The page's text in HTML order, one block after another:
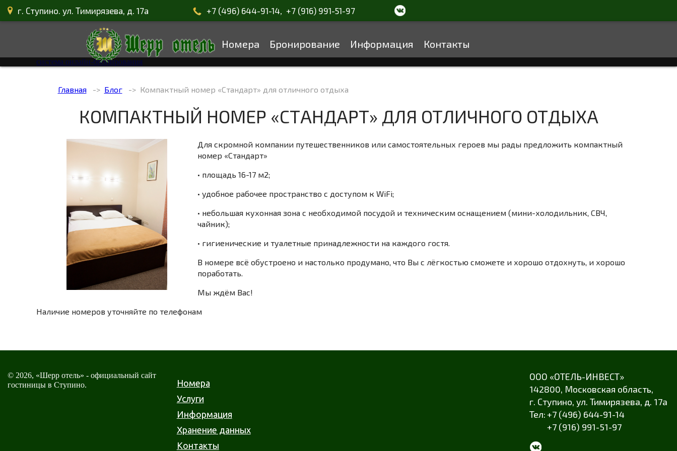
г. Ступино. ул. Тимирязева, д. 17а +7 (496) 644-91-14, +7 (916) 991-51-97
Номера Бронирование Информация Контакты
система онлайн-бронирования
Главная Блог Компактный номер «Стандарт» для отличного отдыха
КОМПАКТНЫЙ НОМЕР «СТАНДАРТ» ДЛЯ ОТЛИЧНОГО ОТДЫХА
Для скромной компании путешественников или самостоятельных героев мы рады предложить компактный
номер «Стандарт»
• площадь 16-17 м2;
• удобное рабочее пространство с доступом к WiFi;
• небольшая кухонная зона с необходимой посудой и техническим оснащением (мини-холодильник, СВЧ,
чайник);
• гигиенические и туалетные принадлежности на каждого гостя.
В номере всё обустроено и настолько продумано, что Вы с лёгкостью сможете и хорошо отдохнуть, и хорошо
поработать.
Мы ждём Вас!
Наличие номеров уточняйте по телефонам
© 2026, «Шерр отель» - официальный сайт
гостиницы в Ступино.
Номера
Услуги
Информация
Хранение данных
Контакты
ООО «ОТЕЛЬ-ИНВЕСТ»
142800, Московская область,
г. Ступино,ул. Тимирязева, д. 17а
+7 (496) 644-91-14
+7 (916) 991-51-97